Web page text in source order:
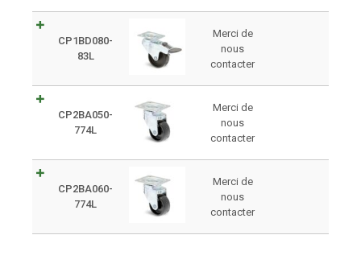
CP1BD080-
83L
Merci de
nous
contacter
CP2BA050-
774L
Merci de
nous
contacter
CP2BA060-
774L
Merci de
nous
contacter